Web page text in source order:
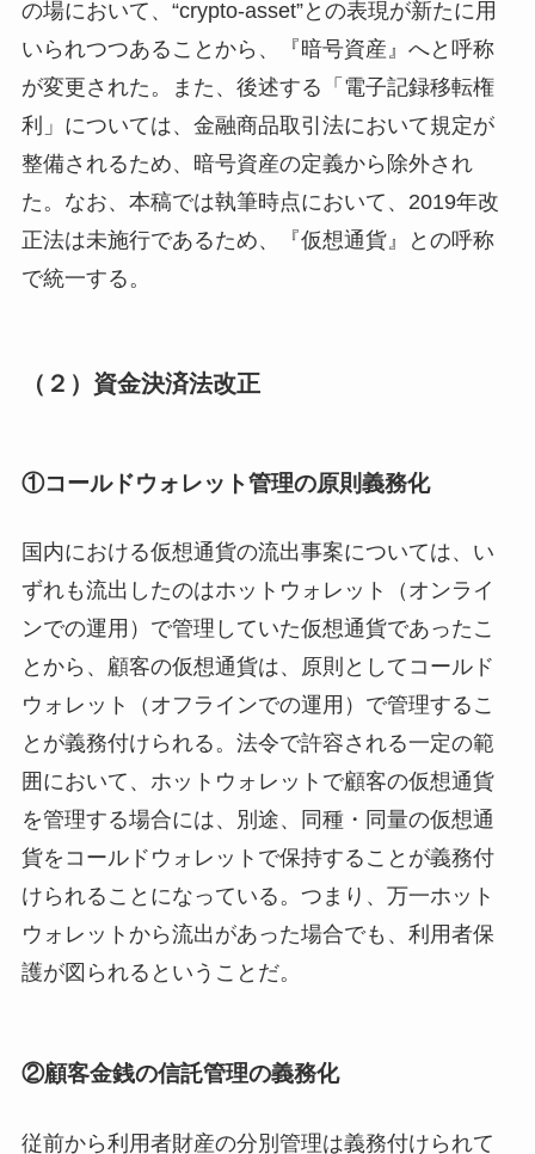
の場において、“crypto-asset”との表現が新たに用
いられつつあることから、『暗号資産』へと呼称
が変更された。また、後述する「電子記録移転権
利」については、金融商品取引法において規定が
整備されるため、暗号資産の定義から除外され
た。なお、本稿では執筆時点において、2019年改
正法は未施行であるため、『仮想通貨』との呼称
で統一する。
（２）資金決済法改正
①コールドウォレット管理の原則義務化
国内における仮想通貨の流出事案については、い
ずれも流出したのはホットウォレット（オンライ
ンでの運用）で管理していた仮想通貨であったこ
とから、顧客の仮想通貨は、原則としてコールド
ウォレット（オフラインでの運用）で管理するこ
とが義務付けられる。法令で許容される一定の範
囲において、ホットウォレットで顧客の仮想通貨
を管理する場合には、別途、同種・同量の仮想通
貨をコールドウォレットで保持することが義務付
けられることになっている。つまり、万一ホット
ウォレットから流出があった場合でも、利用者保
護が図られるということだ。
②顧客金銭の信託管理の義務化
従前から利用者財産の分別管理は義務付けられて